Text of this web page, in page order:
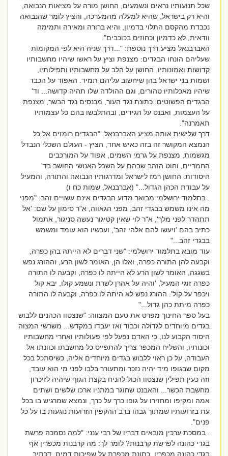
שכל תנועותיו נראים ונשמעים, החושן מורה על מציאות הנבואה,
והיא רק בישראל, שהיא למעלה מהמערכה, והציץ לומר שהנבואה
נכבדת מהקסם התלוי בדמיון, והיא ברורה ומאירה ותמימה
וודאית, לא כדמיון וכחוזים בכוכבים".
האברבנאל מציע דרך נוספת: "...דרך שניה היא לפי המקומות
שעליהם הונחו הבגדים: מצנפת וציץ על ראשו שיהיו מחשבותיו
קדושות ואמונותיו. החושן על הלב על מחשבותיו ותפילותיו,
ושמות בני ישראל בהן שיחשוב עליהם תמיד. האפוד על הכבד
שיהיו מאכלותיו טהורים, וגם ההולדה שלו תהיה קדושה... וד'
הבגדים הפשוטים: כתונת נגד העור, מכנסים נגד הבשר, מצנפת
על העצמות, ואבנט על הגידים, ובהתלבשו בהם כל עצמותיו
תאמרנה".
דרך שלישית אותה מציע האברבנאל: "הבגדים רומזים אל כל
הנמצא המקושר זה בזה כאיש אחד, הציץ - העולם השכלי הנבדל
מגשמות, מצנפת על גרמי השמים, אפוד על המורכבים
החמריים, וחוט הזהב שבהם על השכל האנושי החושב בד'
היסודות. החושן רמז לישראל ומדרגותיו הנבואה והתורה, והמעיל
על עבודת הכהן הגדול..." (אברבנאל, שמות כח ו)
. בתלמוד ירושלמי מבואר מדוע הבגדים אינם עשויים זהב: "מפני
מה אינו משמש בבגדי זהב, מפני הגאווה, א"ר סימון על שם: 'אל
תתהדר לפני מלך', א"ר לוי שאין קטיגור נעשה סניגור, אתמול
כתיב בהם 'ויעשו להם אלהי זהב', ועכשיו הוא עומד ומשמש
בבגדי זהב..."
עוד מובא בתלמוד ירושלמי: "שני דברים לא הייתה בהן כפרה,
וקבעה להן התורה כפרה, ואלו הן, האומר לשון הרע, וההורג נפש
בשגגה, האומר לשון הרע לא הייתה לו כפרה, וקבעה לו התורה
כפרה זוגי המעיל, 'והיה על אהרן לשרת ונשמע קולו, יבא קול
ויכפר על קול'. ההורג נפש לא היתה לו כפרה, וקבעה לו התורה
כפרה מיתת כהן גדול..."
בעל ספר החינוך מפרט את טעם המצווה: "שנצטוו הכהנים ללבוש
בגדים מיוחדים לגדולה וכבוד ואז יעבדו במקדש... משרשי המצוה
היסוד הקבוע לנו, כי האדם נפעל לפי פעולותיו ואחרי מחשבותיו
וכונותיו, והשליח המכפר צריך להתפייס כל מחשבתו וכוונתו אל
העבודה, על כן ראוי ללבוש בגדים מיוחדים אליה, כשיסתכל בכל
מקום שבגופו מיד יהיה נזכר ומתעורר בלבו לפני מי הוא עובד,
וזה כעין תפילין שנצטוו הכול להניח בקצת הגוף שיהיה לזיכרון
מחשבת הכשר... והאבנט שחוגר במתניו ארכו שלשים ושתים
אמה ומקיפו ומחזירו על גופו כרך על כרך, ונמצא שמרגיש בו בכל
עת בזרועותיו שמתוך גבהו ברב ההקפין הזרועות נוגעות בו על כל
פנים".
. במסכת ערכין מובאים דבריו של רבי ענני: "למה נסמכה פרשת
בגדי כהונה לפרשת קרבנות? לומר לך: מה קרבנות מכפרין אף
בגדי כהונה מכפרין. כתונת מכפרת על שפיכות דמים, דכתיב